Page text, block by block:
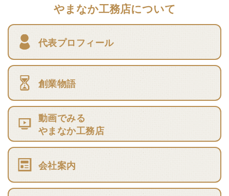
やまなか工務店について
代表プロフィール
創業物語
動画でみる
やまなか工務店
会社案内